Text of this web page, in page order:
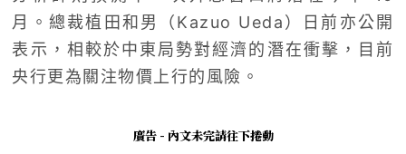
月。總裁植田和男（Kazuo Ueda）日前亦公開
表示，相較於中東局勢對經濟的潛在衝擊，目前
央行更為關注物價上行的風險。
廣告 - 內文未完請往下捲動